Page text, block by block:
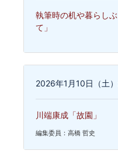
執筆時の机や暮らし
て」
2026年1月10日（土）
川端康成「故園」
編集委員：高橋 哲史